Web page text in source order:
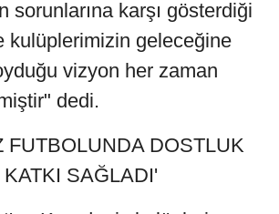
sorunlarına karşı gösterdiği
kulüplerimizin geleceğine
vizyon her zaman
dedi.
FUTBOLUNDA DOSTLUK
SAĞLADI'